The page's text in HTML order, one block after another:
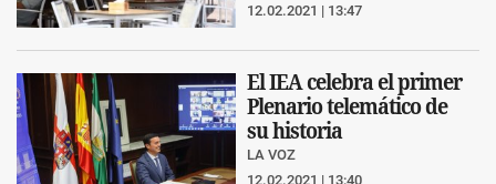
12.02.2021 | 13:47
El IEA celebra el primer
Plenario telemático de
su historia
LA VOZ
12.02.2021 | 13:40